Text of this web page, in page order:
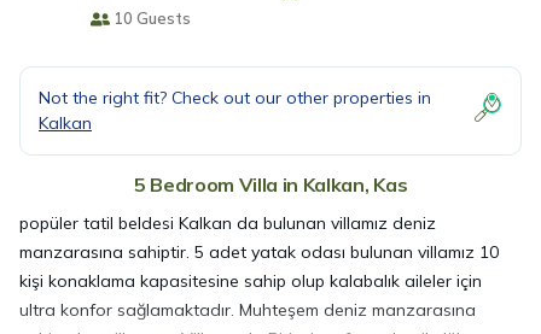
10 Guests
Not the right fit? Check out our other properties in
Kalkan
5 Bedroom Villa in Kalkan, Kas
popüler tatil beldesi Kalkan da bulunan villamız deniz
manzarasına sahiptir. 5 adet yatak odası bulunan villamız 10
kişi konaklama kapasitesine sahip olup kalabalık aileler için
ultra konfor sağlamaktadır. Muhteşem deniz manzarasına